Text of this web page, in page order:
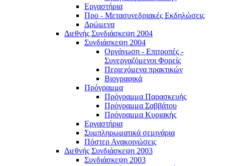
Εργαστήρια
Προ - Μετασυνεδριακές Εκδηλώσεις
Δρώμενα
Διεθνής Συνδιάσκεψη 2004
Συνδιάσκεψη 2004
Οργάνωση - Επιτροπές -
Συνεργαζόμενοι Φορείς
Περιεχόμενα πρακτικών
Βιογραφικά
Πρόγραμμα
Πρόγραμμα Παρασκευής
Πρόγραμμα Σαββάτου
Πρόγραμμα Κυριακής
Εργαστήρια
Συμπληρωματικά σεμινάρια
Πόστερ Ανακοινώσεις
Διεθνής Συνδιάσκεψη 2003
Συνδιάσκεψη 2003